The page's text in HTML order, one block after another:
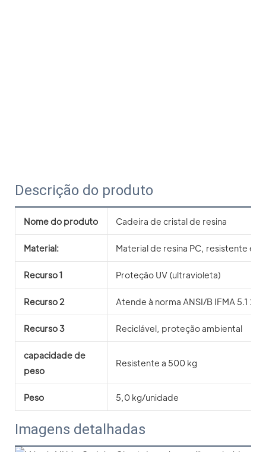
Descrição do produto
Nome do produto Cadeira de cristal de resina
Material: Material de resina PC, resistente e
Recurso 1 Proteção UV (ultravioleta)
Recurso 2 Atende à norma ANSI/B IFMA 5.1
Recurso 3 Reciclável, proteção ambiental
capacidade de
peso
Resistente a 500 kg
Peso 5,0 kg/unidade
Imagens detalhadas